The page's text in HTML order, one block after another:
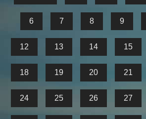
6 7 8 9
12 13 14 15
18 19 20 21
24 25 26 27